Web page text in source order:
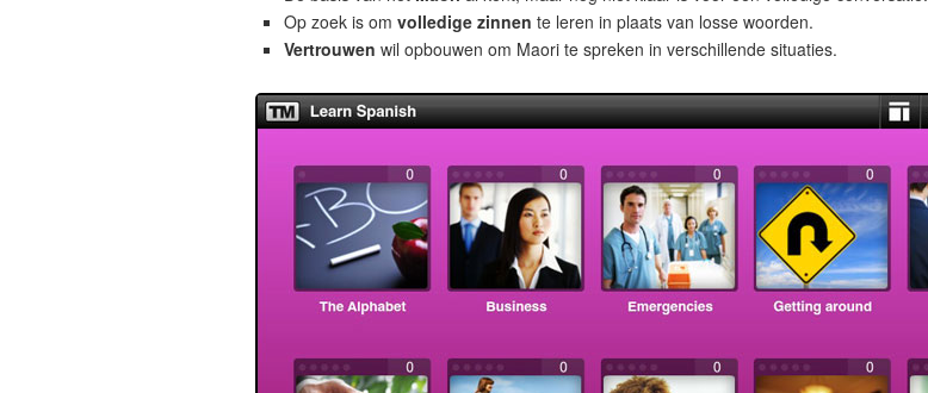
Op zoek is om volledige zinnen te leren in plaats van losse woorden.
Vertrouwen wil opbouwen om Maori te spreken in verschillende situaties.